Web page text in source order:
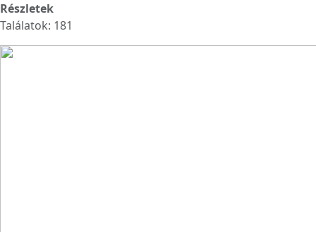
Részletek
Találatok: 181